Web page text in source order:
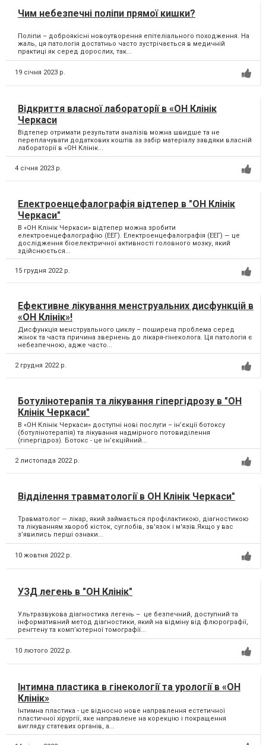
Чим небезпечні поліпи прямої кишки?
Поліпи – доброякісні новоутворення епітеліального походження. На
жаль, ця патологія достатньо часто зустрічається в медичній
практиці як серед дорослих, так...
19 січня 2023 р.
Відкриття власної лабораторії в «ОН Клінік
Черкаси
Відтепер отримати результати аналізів можна швидше та не
переплачувати додаткових коштів за забір матеріалу завдяки власній
лабораторії в «ОН Клінік...
4 січня 2023 р.
Електроенцефалографія відтепер в "ОН Клінік
Черкаси"
В «ОН Клінік Черкаси» відтепер можна зробити
електроенцефалографію (ЕЕГ). Електроенцефалографія (ЕЕГ) — це
дослідження біоелектричної активності головного мозку, який
здійснюється...
15 грудня 2022 р.
Ефективне лікування менструальних дисфункцій в
«ОН Клінік»!
Дисфункція менструального циклу – поширена проблема серед
жінок та часта причина звернень до лікаря-гінеколога. Ця патологія є
небезпечною, адже часто...
2 грудня 2022 р.
Ботулінотерапія та лікування гіпергідрозу в "ОН
Клінік Черкаси"
В «ОН Клінік Черкаси» доступні нові послуги – ін’єкції ботоксу
(ботулінотерапія) та лікування надмірного потовиділення
(гіпергідроз). Ботокс - це ін’єкційний...
2 листопада 2022 р.
Відділення травматології в ОН Клінік Черкаси"
Травматолог — лікар, який займається профілактикою, діагностикою
та лікуванням хвороб кісток, суглобів, зв'язок і м'язів.Якщо у вас
з’явились перші ознаки...
10 жовтня 2022 р.
УЗД легень в "ОН Клінік"
Ультразвукова діагностика легень – це безпечний, доступний та
інформативний метод діагностики, який на відміну від флюрографії,
ренгтену та комп’ютерної томографії...
10 лютого 2022 р.
Інтимна пластика в гінекології та урології в «ОН
Клінік»
Інтимна пластика - це відносно нове направлення естетичної
пластичної хірургії, яке направлене на корекцію і покращення
вигляду статевих органів, а...